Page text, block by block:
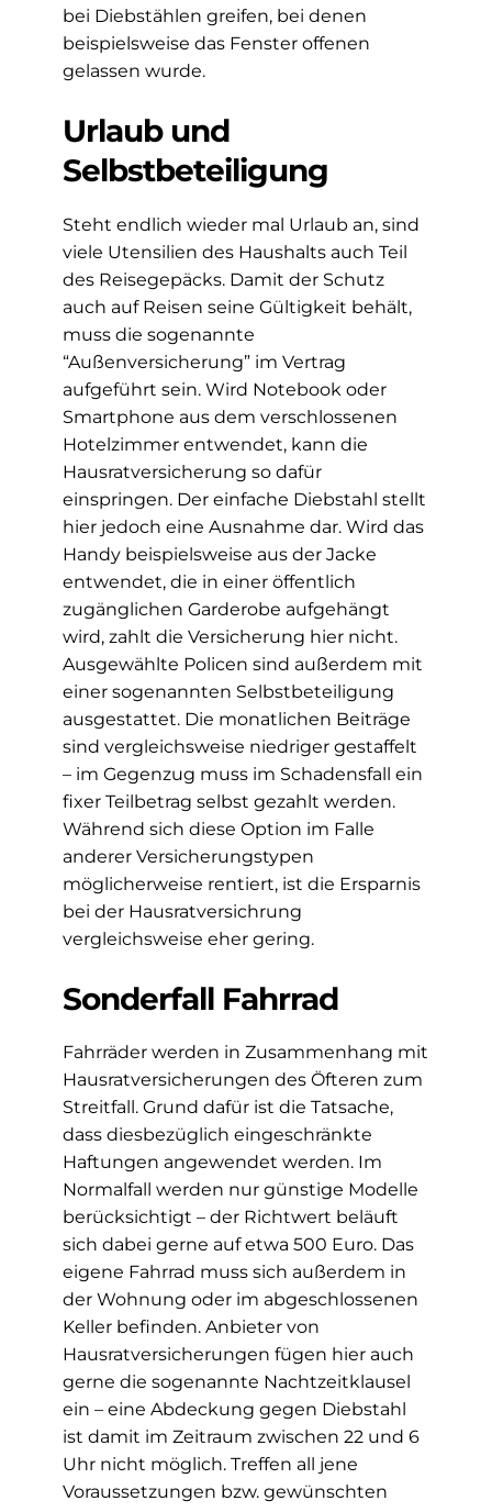
bei Diebstählen greifen, bei denen
beispielsweise das Fenster offenen
gelassen wurde.
Urlaub und
Selbstbeteiligung
Steht endlich wieder mal Urlaub an, sind
viele Utensilien des Haushalts auch Teil
des Reisegepäcks. Damit der Schutz
auch auf Reisen seine Gültigkeit behält,
muss die sogenannte
“Außenversicherung” im Vertrag
aufgeführt sein. Wird Notebook oder
Smartphone aus dem verschlossenen
Hotelzimmer entwendet, kann die
Hausratversicherung so dafür
einspringen. Der einfache Diebstahl stellt
hier jedoch eine Ausnahme dar. Wird das
Handy beispielsweise aus der Jacke
entwendet, die in einer öffentlich
zugänglichen Garderobe aufgehängt
wird, zahlt die Versicherung hier nicht.
Ausgewählte Policen sind außerdem mit
einer sogenannten Selbstbeteiligung
ausgestattet. Die monatlichen Beiträge
sind vergleichsweise niedriger gestaffelt
– im Gegenzug muss im Schadensfall ein
fixer Teilbetrag selbst gezahlt werden.
Während sich diese Option im Falle
anderer Versicherungstypen
möglicherweise rentiert, ist die Ersparnis
bei der Hausratversichrung
vergleichsweise eher gering.
Sonderfall Fahrrad
Fahrräder werden in Zusammenhang mit
Hausratversicherungen des Öfteren zum
Streitfall. Grund dafür ist die Tatsache,
dass diesbezüglich eingeschränkte
Haftungen angewendet werden. Im
Normalfall werden nur günstige Modelle
berücksichtigt – der Richtwert beläuft
sich dabei gerne auf etwa 500 Euro. Das
eigene Fahrrad muss sich außerdem in
der Wohnung oder im abgeschlossenen
Keller befinden. Anbieter von
Hausratversicherungen fügen hier auch
gerne die sogenannte Nachtzeitklausel
ein – eine Abdeckung gegen Diebstahl
ist damit im Zeitraum zwischen 22 und 6
Uhr nicht möglich. Treffen all jene
Voraussetzungen bzw. gewünschten